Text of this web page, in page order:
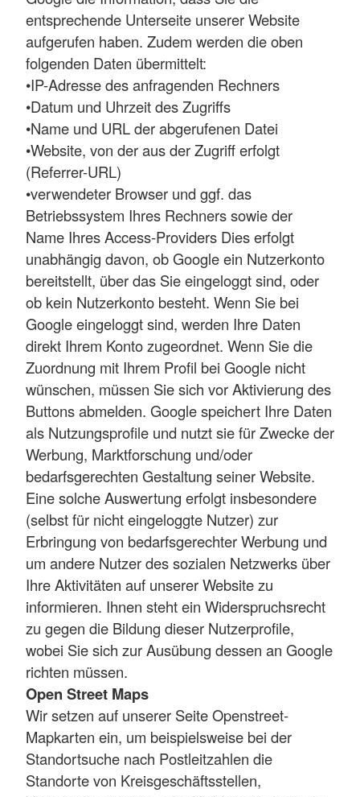
entsprechende Unterseite unserer Website
aufgerufen haben. Zudem werden die oben
folgenden Daten übermittelt:
•IP-Adresse des anfragenden Rechners
•Datum und Uhrzeit des Zugriffs
•Name und URL der abgerufenen Datei
•Website, von der aus der Zugriff erfolgt
(Referrer-URL)
•verwendeter Browser und ggf. das
Betriebssystem Ihres Rechners sowie der
Name Ihres Access-Providers Dies erfolgt
unabhängig davon, ob Google ein Nutzerkonto
bereitstellt, über das Sie eingeloggt sind, oder
ob kein Nutzerkonto besteht. Wenn Sie bei
Google eingeloggt sind, werden Ihre Daten
direkt Ihrem Konto zugeordnet. Wenn Sie die
Zuordnung mit Ihrem Profil bei Google nicht
wünschen, müssen Sie sich vor Aktivierung des
Buttons abmelden. Google speichert Ihre Daten
als Nutzungsprofile und nutzt sie für Zwecke der
Werbung, Marktforschung und/oder
bedarfsgerechten Gestaltung seiner Website.
Eine solche Auswertung erfolgt insbesondere
(selbst für nicht eingeloggte Nutzer) zur
Erbringung von bedarfsgerechter Werbung und
um andere Nutzer des sozialen Netzwerks über
Ihre Aktivitäten auf unserer Website zu
informieren. Ihnen steht ein Widerspruchsrecht
zu gegen die Bildung dieser Nutzerprofile,
wobei Sie sich zur Ausübung dessen an Google
richten müssen.
Open Street Maps
Wir setzen auf unserer Seite Openstreet-
Mapkarten ein, um beispielsweise bei der
Standortsuche nach Postleitzahlen die
Standorte von Kreisgeschäftsstellen,